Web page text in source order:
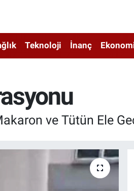
Teknoloji İnanç
ve Tütün Ele